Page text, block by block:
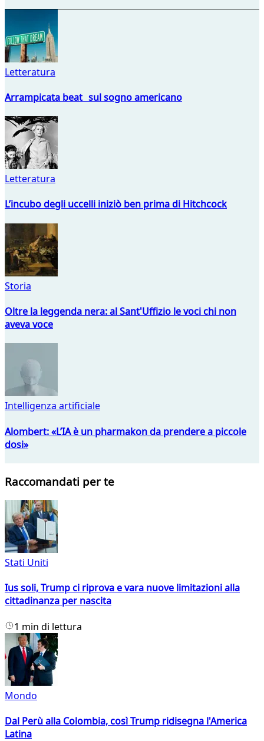
Letteratura
Arrampicata beat sul sogno americano
Letteratura
L’incubo degli uccelli iniziò ben prima di Hitchcock
Storia
Oltre la leggenda nera: al Sant'Uffizio le voci chi non
aveva voce
Intelligenza artificiale
Alombert: «L’IA è un pharmakon da prendere a piccole
dosi»
Raccomandati per te
Stati Uniti
Ius soli, Trump ci riprova e vara nuove limitazioni alla
cittadinanza per nascita
1 min di lettura
Mondo
Dal Perù alla Colombia, così Trump ridisegna l'America
Latina